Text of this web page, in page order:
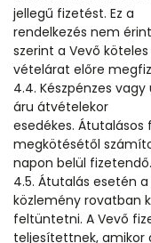
jellegű fizetést. Ez a
rendelkezés nem
szerint a Vevő köteles
vételárat előre
4.4. Készpénzes
áru átvételekor
esedékes.
megkötésétől
napon belül fizetendő.
4.5. Átutalás esetén
közlemény rovatban
feltüntetni. A Vevő
teljesítettnek, amikor